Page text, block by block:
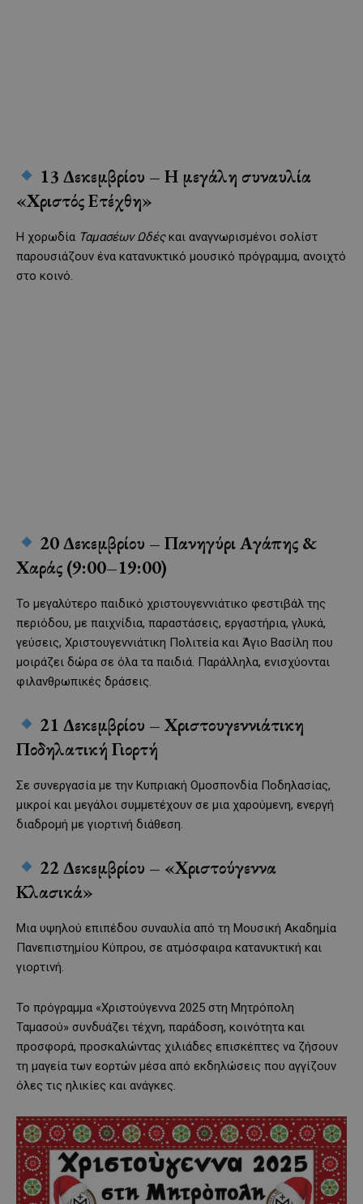
13 Δεκεμβρίου – Η μεγάλη συναυλία
«Χριστός Ετέχθη»
Η χορωδία Ταμασέων Ωδέςκαι αναγνωρισμένοι σολίστ
παρουσιάζουν ένα κατανυκτικό μουσικό πρόγραμμα, ανοιχτό
στο κοινό.
20 Δεκεμβρίου – Πανηγύρι Αγάπης &
Χαράς (9:00–19:00)
Το μεγαλύτερο παιδικό χριστουγεννιάτικο φεστιβάλ της
περιόδου, με παιχνίδια, παραστάσεις, εργαστήρια, γλυκά,
γεύσεις, Χριστουγεννιάτικη Πολιτεία και Άγιο Βασίλη που
μοιράζει δώρα σε όλα τα παιδιά. Παράλληλα, ενισχύονται
φιλανθρωπικές δράσεις.
21 Δεκεμβρίου – Χριστουγεννιάτικη
Ποδηλατική Γιορτή
Σε συνεργασία με την Κυπριακή Ομοσπονδία Ποδηλασίας,
μικροί και μεγάλοι συμμετέχουν σε μια χαρούμενη, ενεργή
διαδρομή με γιορτινή διάθεση.
22 Δεκεμβρίου – «Χριστούγεννα
Κλασικά»
Μια υψηλού επιπέδου συναυλία από τη Μουσική Ακαδημία
Πανεπιστημίου Κύπρου, σε ατμόσφαιρα κατανυκτική και
γιορτινή.
Το πρόγραμμα «Χριστούγεννα 2025 στη Μητρόπολη
Ταμασού» συνδυάζει τέχνη, παράδοση, κοινότητα και
προσφορά, προσκαλώντας χιλιάδες επισκέπτες να ζήσουν
τη μαγεία των εορτών μέσα από εκδηλώσεις που αγγίζουν
όλες τις ηλικίες και ανάγκες.